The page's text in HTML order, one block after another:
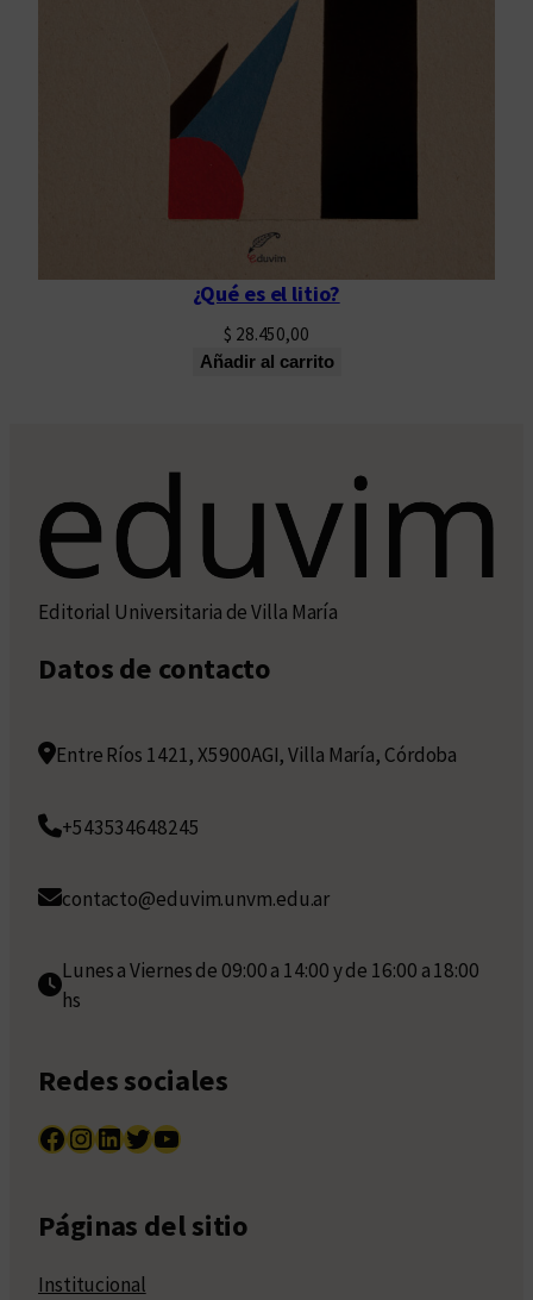
¿Qué es el litio?
$ 28.450,00
Añadir al carrito
Editorial Universitaria de Villa María
Datos de contacto
Entre Ríos 1421, X5900AGI, Villa María, Córdoba
+543534648245
contacto@eduvim.unvm.edu.ar
Lunes a Viernes de 09:00 a 14:00 y de 16:00 a 18:00
hs
Redes sociales
Facebook InstagramLinkedIn Twitter YouTube
Páginas del sitio
Institucional